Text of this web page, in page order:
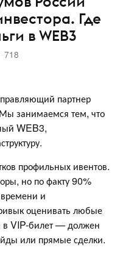
Где
в WEB3
718
партнер
занимаемся тем, что
WEB3,
профильных ивентов.
но по факту 90%
и
оценивать любые
в VIP-билет — должен
или прямые сделки.